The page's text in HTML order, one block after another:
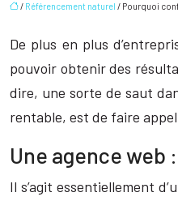
/ Référencement naturel / Pourquoi
De plus en plus
pouvoir obtenir des
dire, une sorte de saut
rentable, est de faire
Une agence web
Il s’agit essentiellement